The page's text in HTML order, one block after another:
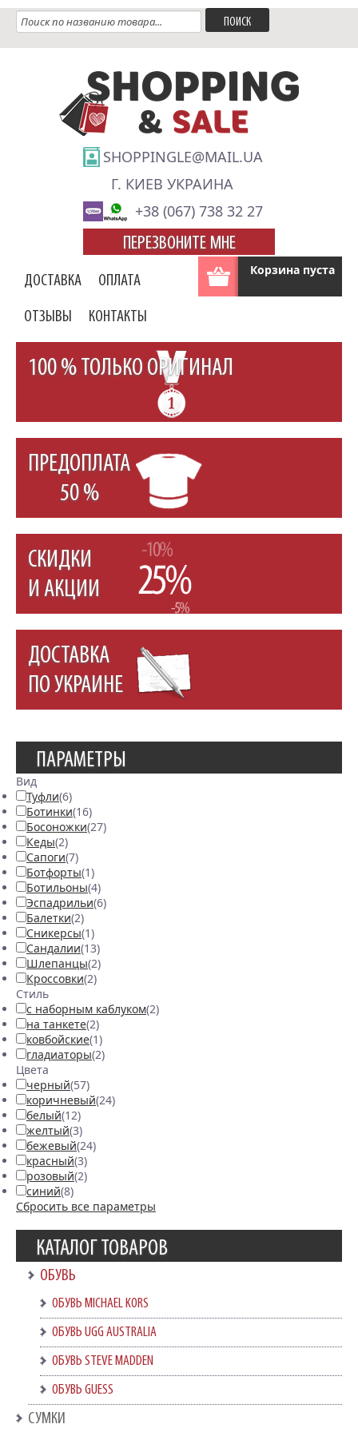
SHOPPINGLE@MAIL.UA
Г. КИЕВ УКРАИНА
+38 (067) 738 32 27
ПЕРЕЗВОНИТЕ МНЕ
Корзина пуста
ДОСТАВКА ОПЛАТА
ОТЗЫВЫ КОНТАКТЫ
100 % ТОЛЬКО ОРИГИНАЛ
ПРЕДОПЛАТА
50 %
СКИДКИ
И АКЦИИ
ДОСТАВКА
ПО УКРАИНЕ
ПАРАМЕТРЫ
Вид
Туфли(6)
Ботинки(16)
Босоножки(27)
Кеды(2)
Сапоги(7)
Ботфорты(1)
Ботильоны(4)
Эспадрильи(6)
Балетки(2)
Сникерсы(1)
Сандалии(13)
Шлепанцы(2)
Кроссовки(2)
Стиль
с наборным каблуком(2)
на танкете(2)
ковбойские(1)
гладиаторы(2)
Цвета
черный(57)
коричневый(24)
белый(12)
желтый(3)
бежевый(24)
красный(3)
розовый(2)
синий(8)
Сбросить все параметры
КАТАЛОГ ТОВАРОВ
ОБУВЬ
ОБУВЬ MICHAEL KORS
ОБУВЬ UGG AUSTRALIA
ОБУВЬ STEVE MADDEN
ОБУВЬ GUESS
СУМКИ